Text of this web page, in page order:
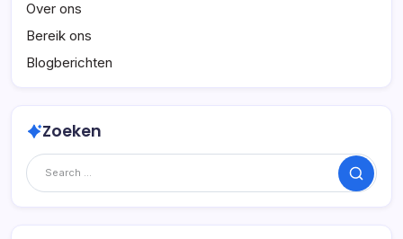
Over ons
Bereik ons
Blogberichten
Zoeken
Search